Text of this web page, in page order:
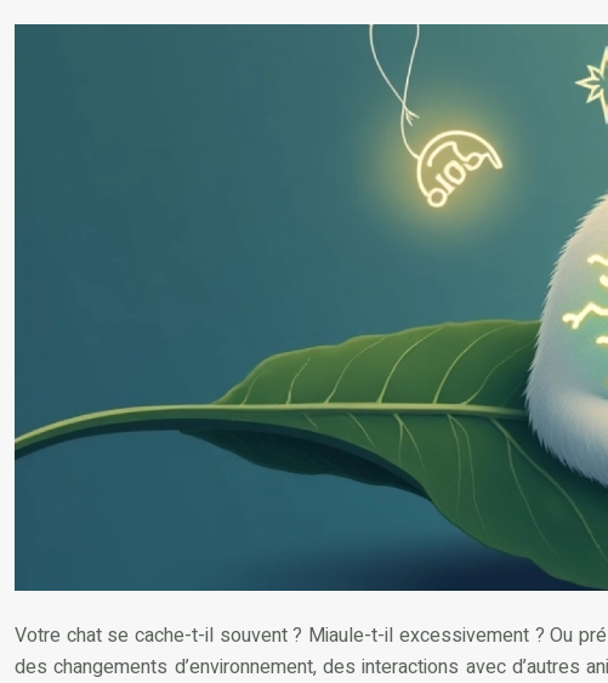
Votre chat se cache-t-il souvent ? Miaule-t-il excessivement ? Ou
des changements d’environnement, des interactions avec